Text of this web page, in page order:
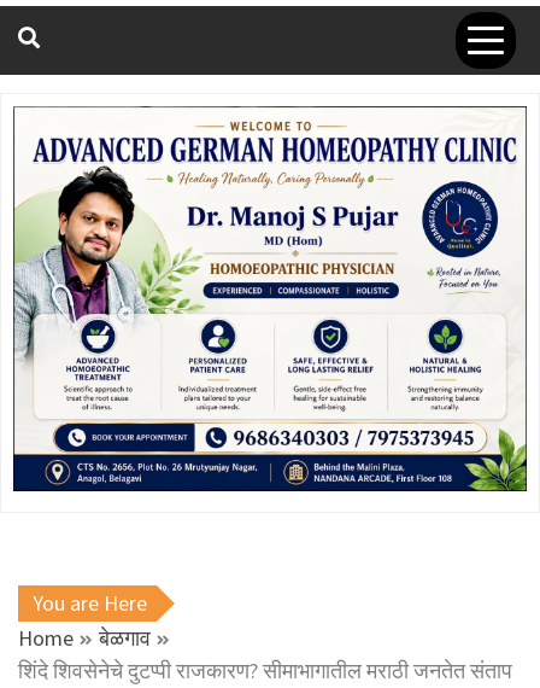
You are Here
Home
बेळगाव
शिंदे शिवसेनेचे दुटप्पी राजकारण? सीमाभागातील मराठी जनतेत संताप